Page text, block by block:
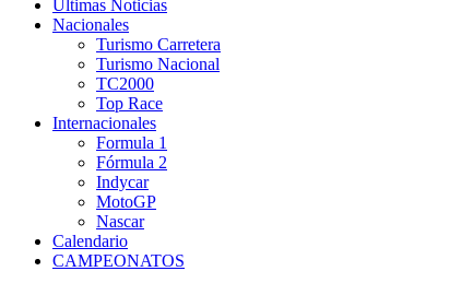
Últimas Noticias
Nacionales
Turismo Carretera
Turismo Nacional
TC2000
Top Race
Internacionales
Formula 1
Fórmula 2
Indycar
MotoGP
Nascar
Calendario
CAMPEONATOS